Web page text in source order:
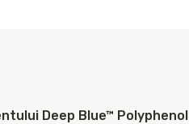
Deep Blue™ Polyphenol